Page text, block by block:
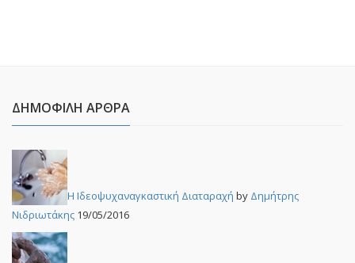
ΔΗΜΟΦΙΛΉ ΆΡΘΡΑ
Η Ιδεοψυχαναγκαστική Διαταραχή by Δημήτρης
Νιδριωτάκης 19/05/2016